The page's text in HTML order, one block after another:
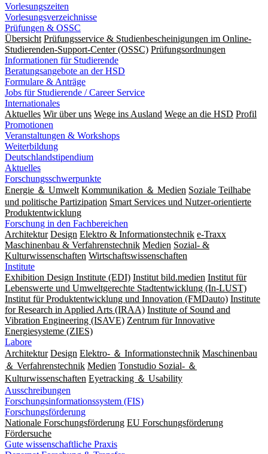
Vorlesungszeiten
Vorlesungsverzeichnisse
Prüfungen & OSSC
Übersicht Prüfungsservice & Studienbescheinigungen im Online-
Studierenden-Support-Center (OSSC) Prüfungsordnungen
Informationen für Studierende
Beratungsangebote an der HSD
Formulare & Anträge
Jobs für Studierende / Career Service
Internationales
Aktuelles Wir über uns Wege ins Ausland Wege an die HSD Profil
Promotionen
Veranstaltungen & Workshops
Weiterbildung
Deutschlandstipendium
Aktuelles
Forschungsschwerpunkte
Energie ＆ Umwelt Kommunikation ＆ Medien Soziale Teilhabe
und politische Partizipation Smart Services und Nutzer-orientierte
Produktentwicklung
Forschung in den Fachbereichen
Architektur Design Elektro & Informationstechnik e-Traxx
Maschinenbau & Verfahrenstechnik Medien Sozial- &
Kulturwissenschaften Wirtschaftswissenschaften
Institute
Exhibition Design Institute (EDI) Institut bild.medien Institut für
Lebenswerte und Umweltgerechte Stadtentwicklung (In-LUST)
Institut für Produktentwicklung und Innovation (FMDauto) Institute
for Research in Applied Arts (IRAA) Institute of Sound and
Vibration Engineering (ISAVE) Zentrum für Innovative
Energiesysteme (ZIES)
Labore
Architektur Design Elektro- ＆ Informationstechnik Maschinenbau
＆ Verfahrenstechnik Medien Tonstudio Sozial- ＆
Kulturwissenschaften Eyetracking ＆ Usability
Ausschreibungen
Forschungsinformationssystem (FIS)
Forschungsförderung
Nationale Forschungsförderung EU Forschungsförderung
Fördersuche
Gute wissenschaftliche Praxis